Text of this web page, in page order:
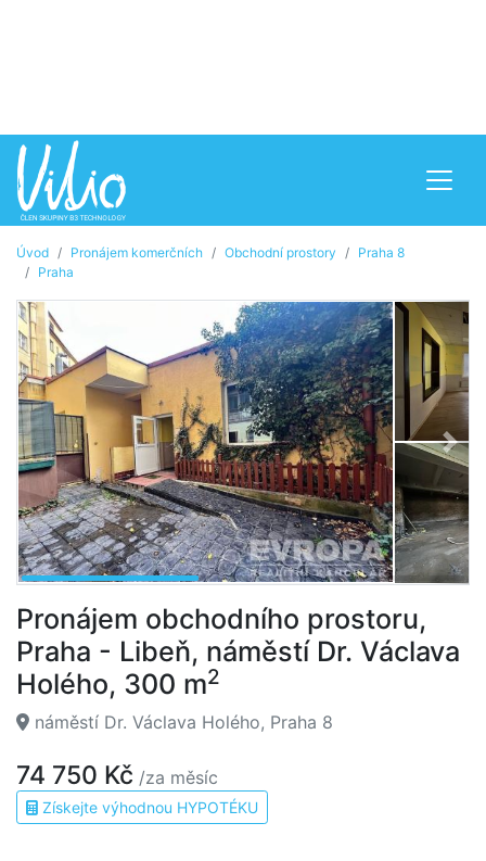
Úvod Pronájem komerčních Obchodní prostory
Praha 8
Praha
Pronájem obchodního prostoru,
Praha - Libeň, náměstí Dr. Václava
Holého, 300 m2
náměstí Dr. Václava Holého, Praha 8
74 750 Kč /za měsíc
Získejte výhodnou HYPOTÉKU